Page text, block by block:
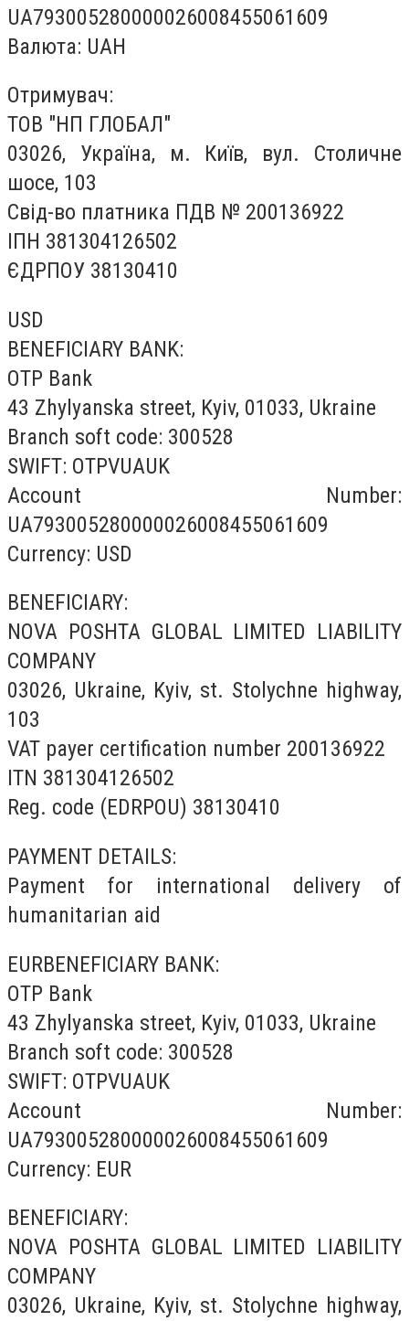
UA793005280000026008455061609
Валюта: UAH
Отримувач:
ТОВ "НП ГЛОБАЛ"
03026, Україна, м. Київ, вул. Столичне
шосе, 103
Свід-во платника ПДВ № 200136922
ІПН 381304126502
ЄДРПОУ 38130410
USD
BENEFICIARY BANK:
OTP Bank
43 Zhylyanska street, Kyiv, 01033, Ukraine
Branch soft code: 300528
SWIFT: OTPVUAUK
Account Number:
UA793005280000026008455061609
Currency: USD
BENEFICIARY:
NOVA POSHTA GLOBAL LIMITED LIABILITY
COMPANY
03026, Ukraine, Kyiv, st. Stolychne highway,
103
VAT payer certification number 200136922
ITN 381304126502
Reg. code (EDRPOU) 38130410
PAYMENT DETAILS:
Payment for international delivery of
humanitarian aid
EURBENEFICIARY BANK:
OTP Bank
43 Zhylyanska street, Kyiv, 01033, Ukraine
Branch soft code: 300528
SWIFT: OTPVUAUK
Account Number:
UA793005280000026008455061609
Currency: EUR
BENEFICIARY:
NOVA POSHTA GLOBAL LIMITED LIABILITY
COMPANY
03026, Ukraine, Kyiv, st. Stolychne highway,